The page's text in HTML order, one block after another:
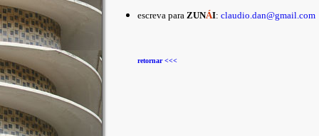
escreva para ZUNÁI: claudio.dan@gmail.com
retornar <<<